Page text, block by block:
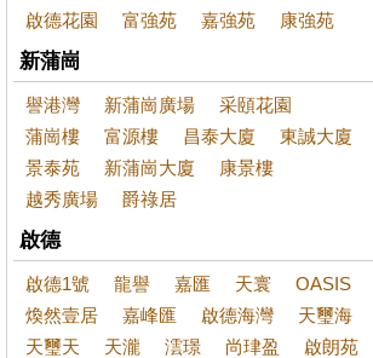
啟德花園
富強苑 嘉強苑 康強苑
新蒲崗
譽港灣 新蒲崗廣場
采頤花園
蒲崗樓
富源樓 昌泰大廈
東誠大廈
景泰苑
新蒲崗大廈
康景樓
越秀廣場
爵祿居
啟德
啟德1號 龍譽 嘉匯 天寰
OASIS
煥然壹居
嘉峰匯 啟德海灣
天璽海
天璽天
天瀧 澐璟 尚珒盈
啟朗苑